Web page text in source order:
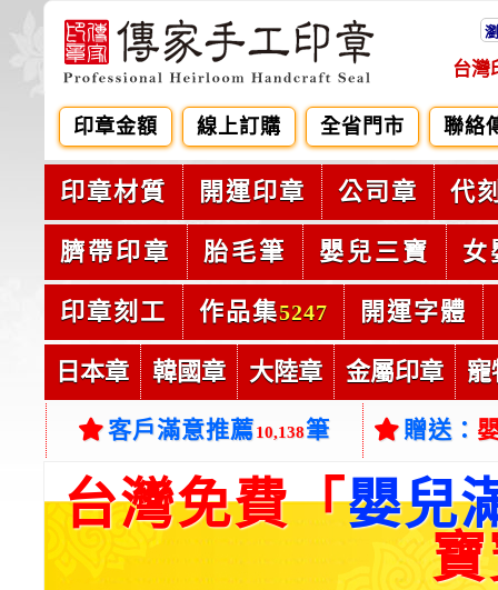
台灣
印章金額 線上訂購 全省門市 聯絡
印章材質 開運印章 公司章 代
臍帶印章 胎毛筆 嬰兒三寶 女
印章刻工 作品集5247 開運字體
日本章 韓國章 大陸章 金屬印章 寵
客戶滿意推薦10,138筆 贈送：
台灣免費「嬰兒